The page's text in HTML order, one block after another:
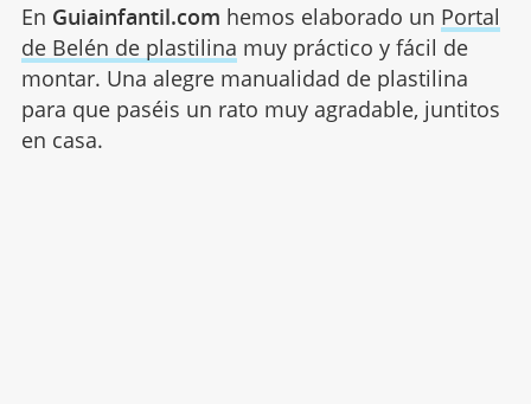
En Guiainfantil.com hemos elaborado un Portal
de Belén de plastilina muy práctico y fácil de
montar. Una alegre manualidad de plastilina
para que paséis un rato muy agradable, juntitos
en casa.